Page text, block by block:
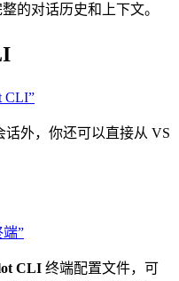
的对话历史和上下文。
CLI”
话外，你还可以直接从 VS
端”
CLI 终端配置文件，可